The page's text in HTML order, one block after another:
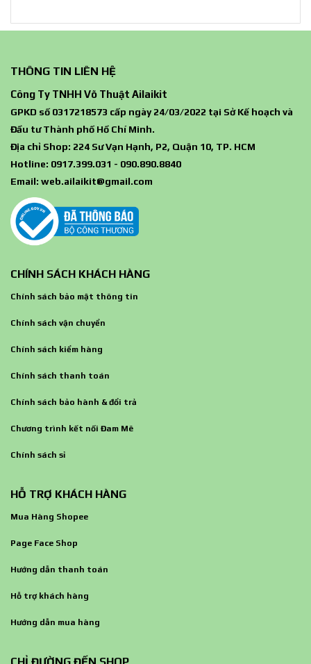
THÔNG TIN LIÊN HỆ
Công Ty TNHH Võ Thuật Ailaikit
GPKD số 0317218573 cấp ngày 24/03/2022 tại Sở Kế hoạch và
Đầu tư Thành phố Hồ Chí Minh.
Địa chỉ Shop: 224 Sư Vạn Hạnh, P2, Quận 10, TP. HCM
Hotline: 0917.399.031 - 090.890.8840
Email: web.ailaikit@gmail.com
CHÍNH SÁCH KHÁCH HÀNG
Chính sách bảo mật thông tin
Chính sách vận chuyển
Chính sách kiểm hàng
Chính sách thanh toán
Chính sách bảo hành & đổi trả
Chương trình kết nối Đam Mê
Chính sách sỉ
HỖ TRỢ KHÁCH HÀNG
Mua Hàng Shopee
Page Face Shop
Hướng dẫn thanh toán
Hỗ trợ khách hàng
Hướng dẫn mua hàng